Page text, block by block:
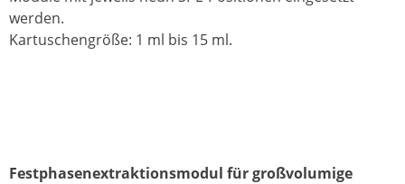
werden.
Kartuschengröße: 1 ml bis 15 ml.
Festphasenextraktionsmodul für großvolumige